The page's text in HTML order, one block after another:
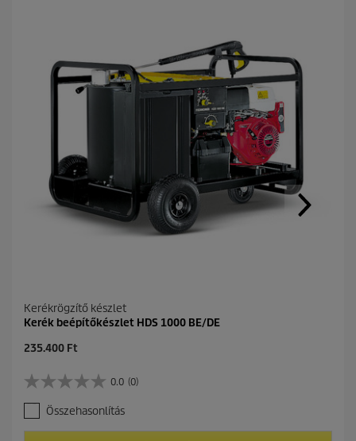
Kerékrögzítő készlet
Kerék beépítőkészlet HDS 1000 BE/DE
C
r
e
n
t
235.400 Ft
0.0 (0)
0
.
0
a
Összehasonlítás